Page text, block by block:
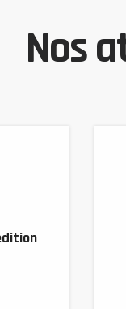
Nos